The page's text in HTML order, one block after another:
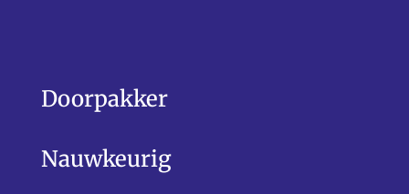
Doorpakker
Nauwkeurig